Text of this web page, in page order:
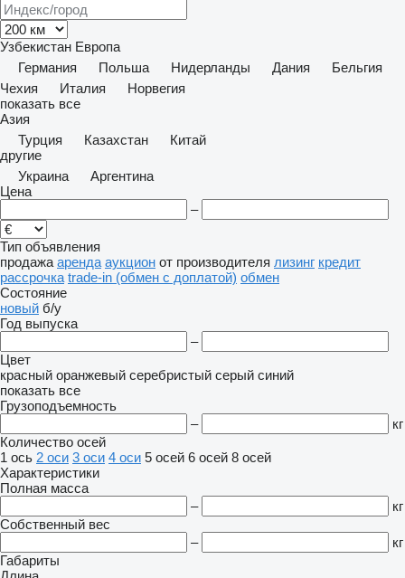
Узбекистан Европа
Германия
Польша Нидерланды Дания
Бельгия
Чехия
Италия
Норвегия
показать все
Азия
Турция
Казахстан
Китай
другие
Украина
Аргентина
Цена
–
Тип объявления
продажа аренда аукцион от производителя лизинг кредит
рассрочка trade-in (обмен с доплатой) обмен
Состояние
новый б/у
Год выпуска
–
Цвет
красный оранжевый серебристый серый синий
показать все
Грузоподъемность
–
кг
Количество осей
1 ось 2 оси 3 оси 4 оси 5 осей 6 осей 8 осей
Характеристики
Полная масса
–
кг
Собственный вес
–
кг
Габариты